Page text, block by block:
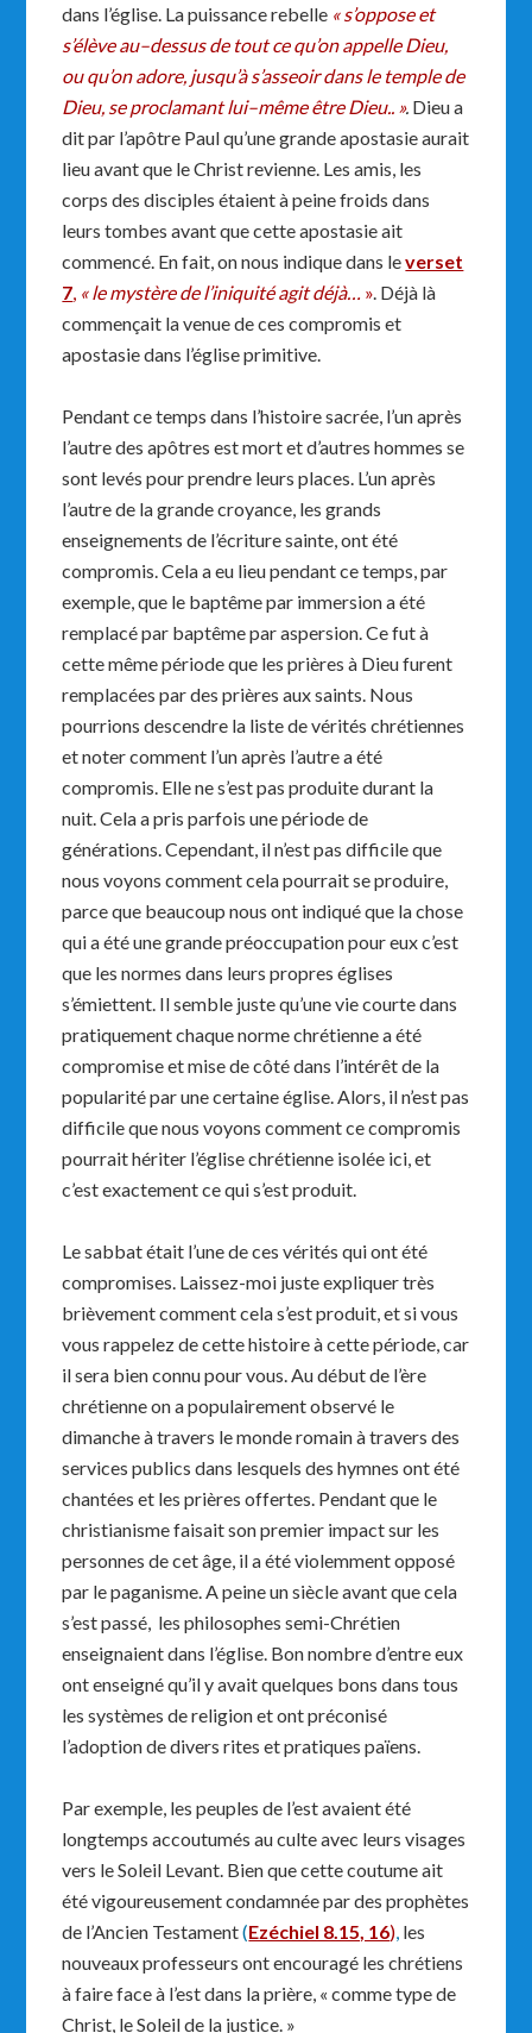
dans l’église. La puissance rebelle « s’oppose et
s’élève au–dessus de tout ce qu’on appelle Dieu,
ou qu’on adore, jusqu’à s’asseoir dans le temple de
Dieu, se proclamant lui–même être Dieu.. ». Dieu a
dit par l’apôtre Paul qu’une grande apostasie aurait
lieu avant que le Christ revienne. Les amis, les
corps des disciples étaient à peine froids dans
leurs tombes avant que cette apostasie ait
commencé. En fait, on nous indique dans leverset
7, « le mystère de l’iniquité agit déjà… ». Déjà là
commençait la venue de ces compromis et
apostasie dans l’église primitive.
Pendant ce temps dans l’histoire sacrée, l’un après
l’autre des apôtres est mort et d’autres hommes se
sont levés pour prendre leurs places. L’un après
l’autre de la grande croyance, les grands
enseignements de l’écriture sainte, ont été
compromis. Cela a eu lieu pendant ce temps, par
exemple, que le baptême par immersion a été
remplacé par baptême par aspersion. Ce fut à
cette même période que les prières à Dieu furent
remplacées par des prières aux saints. Nous
pourrions descendre la liste de vérités chrétiennes
et noter comment l’un après l’autre a été
compromis. Elle ne s’est pas produite durant la
nuit. Cela a pris parfois une période de
générations. Cependant, il n’est pas difficile que
nous voyons comment cela pourrait se produire,
parce que beaucoup nous ont indiqué que la chose
qui a été une grande préoccupation pour eux c’est
que les normes dans leurs propres églises
s’émiettent. Il semble juste qu’une vie courte dans
pratiquement chaque norme chrétienne a été
compromise et mise de côté dans l’intérêt de la
popularité par une certaine église. Alors, il n’est pas
difficile que nous voyons comment ce compromis
pourrait hériter l’église chrétienne isolée ici, et
c’est exactement ce qui s’est produit.
Le sabbat était l’une de ces vérités qui ont été
compromises. Laissez-moi juste expliquer très
brièvement comment cela s’est produit, et si vous
vous rappelez de cette histoire à cette période, car
il sera bien connu pour vous. Au début de l’ère
chrétienne on a populairement observé le
dimanche à travers le monde romain à travers des
services publics dans lesquels des hymnes ont été
chantées et les prières offertes. Pendant que le
christianisme faisait son premier impact sur les
personnes de cet âge, il a été violemment opposé
par le paganisme. A peine un siècle avant que cela
s’est passé, les philosophes semi-Chrétien
enseignaient dans l’église. Bon nombre d’entre eux
ont enseigné qu’il y avait quelques bons dans tous
les systèmes de religion et ont préconisé
l’adoption de divers rites et pratiques païens.
Par exemple, les peuples de l’est avaient été
longtemps accoutumés au culte avec leurs visages
vers le Soleil Levant. Bien que cette coutume ait
été vigoureusement condamnée par des prophètes
de l’Ancien Testament(Ezéchiel 8.15, 16), les
nouveaux professeurs ont encouragé les chrétiens
à faire face à l’est dans la prière, « comme type de
Christ, le Soleil de la justice. »